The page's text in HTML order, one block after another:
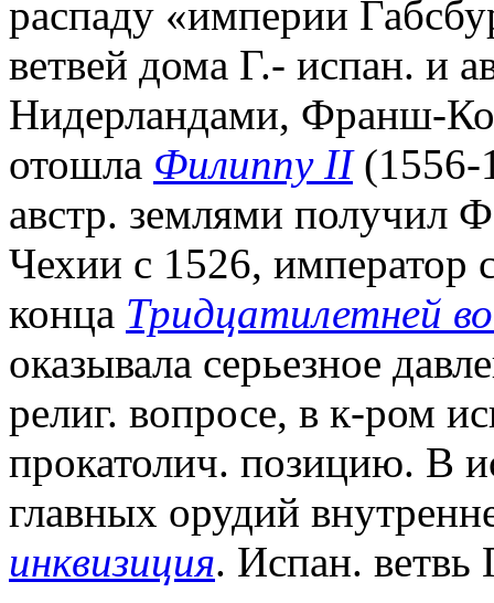
распаду «империи
ветвей дома Г.- испан. и
Нидерландами, Франш-
отошла Филиппу II(1556-
австр. землями получил
Чехии с 1526, император
конца Тридцатилетней
оказывала серьезное
религ. вопросе, в к-ром
прокатолич. позицию. В
главных орудий
инквизиция. Испан. ветвь